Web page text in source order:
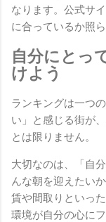
なります。公式サ
に合っているか照
自分にとっ
けよう
ランキングは一つ
い」と感じる街が
とは限りません。
大切なのは、「自
んな朝を迎えたい
賃や間取りといっ
環境が自分の心に